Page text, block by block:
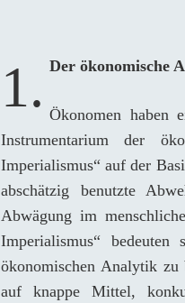
1. Der
Ökonomen haben
Instrumentarium der
Imperialismus“ auf der
abschätzig benutzte
Abwägung im
Imperialismus“
ökonomischen Analytik
auf knappe Mittel,